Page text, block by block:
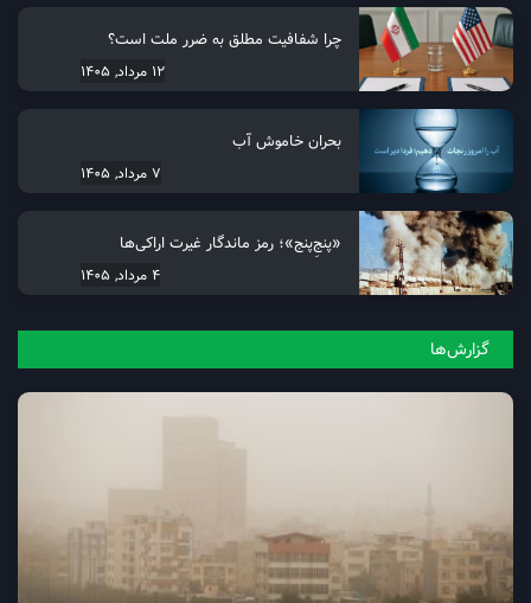
چرا شفافیت مطلق به ضرر ملت است؟
12 مرداد, 1405
بحران خاموش آب
7 مرداد, 1405
«پنجِ‌پنج»؛ رمز ماندگار غیرت اراکی‌ها
4 مرداد, 1405
گزارش‌ها